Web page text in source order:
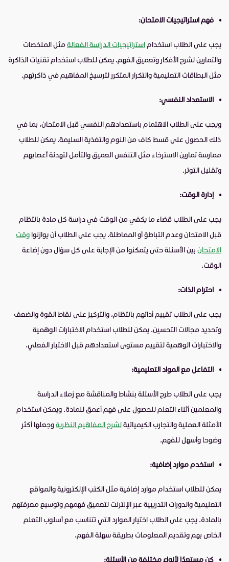
فهم استراتيجيات الامتحان:
يجب على الطلاب استخدام استراتيجيات الدراسة الفعالةمثل الملخصات
والتمارين لشرح الأفكار وتعميق الفهم. يمكن للطلاب استخدام تقنيات الذاكرة
مثل البطاقات التعليمية والتكرار المتكرر لترسيخ المفاهيم في ذاكرتهم.
الاستعداد النفسي:
ويجب على الطلاب الاهتمام باستعدادهم النفسي قبل الامتحان، بما في
ذلك الحصول على قسط كاف من النوم والتغذية السليمة. يمكن للطلاب
ممارسة تمارين الاسترخاء مثل التنفس العميق والتأمل لتهدئة أعصابهم
وتقليل التوتر.
إدارة الوقت:
يجب على الطلاب قضاء ما يكفي من الوقت في دراسة كل مادة بانتظام
قبل الامتحان وعدم التباطؤ أو المماطلة. يجب على الطلاب أن يوازنوا وقت
الامتحان بين الأسئلة حتى يتمكنوا من الإجابة على كل سؤال دون إضاعة
الوقت.
احترام الذات:
يجب على الطلاب تقييم أدائهم بانتظام، والتركيز على نقاط القوة والضعف
وتحديد مجالات التحسين. يمكن للطلاب استخدام الاختبارات الوهمية
والاختبارات الوهمية لتقييم مستوى استعدادهم قبل الاختبار الفعلي.
التفاعل مع المواد التعليمية:
يجب على الطلاب طرح الأسئلة بنشاط والمناقشة مع زملاء الدراسة
والمعلمين أثناء التعلم للحصول على فهم أعمق للمادة. ويمكن استخدام
الأمثلة العملية والتجارب الكيميائيةلشرح المفاهيم النظريةوجعلها أكثر
وضوحا وأسهل للفهم.
استخدم موارد إضافية:
يمكن للطلاب استخدام موارد إضافية مثل الكتب الإلكترونية والمواقع
التعليمية والدورات التدريبية عبر الإنترنت لتعميق فهمهم وتوسيع معرفتهم
بالمادة. يجب على الطلاب اختيار الموارد التي تتناسب مع أسلوب التعلم
الخاص بهم وتقديم المعلومات بطريقة سهلة الفهم.
كن مستعدًا لأنواع مختلفة من الأسئلة: